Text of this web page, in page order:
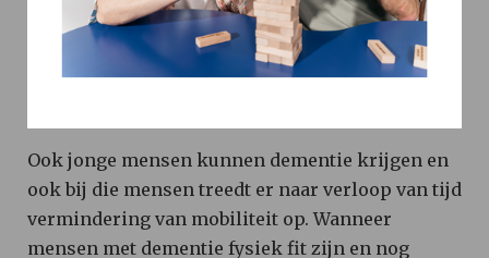
Ook jonge mensen kunnen dementie krijgen en
ook bij die mensen treedt er naar verloop van tijd
vermindering van mobiliteit op. Wanneer
mensen met dementie fysiek fit zijn en nog